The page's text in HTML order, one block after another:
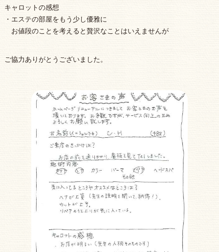
キャロットの感想
・エステの部屋をもう少し優雅に
お値段のことを考えると贅沢なことはいえませんが
ご協力ありがとうございました。